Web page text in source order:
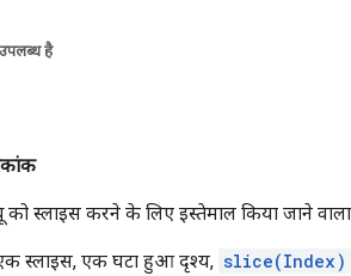
है
स्लाइस करने के लिए इस्तेमाल किया जाने
स्लाइस, एक घटा हुआ दृश्य, slice(Index)